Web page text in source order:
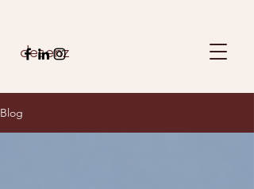
desenz
Blog